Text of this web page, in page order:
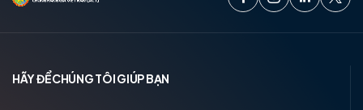
HÃY ĐỂ CHÚNG TÔI GIÚP BẠN